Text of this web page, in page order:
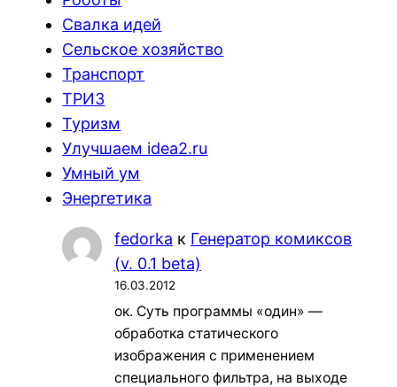
Свалка идей
Сельское хозяйство
Транспорт
ТРИЗ
Туризм
Улучшаем idea2.ru
Умный ум
Энергетика
fedorka к Генератор комиксов
(v. 0.1 beta)
16.03.2012
ок. Суть программы «один» —
обработка статического
изображения с применением
специального фильтра, на выходе